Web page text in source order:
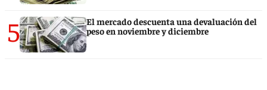
5
El mercado descuenta una devaluación del
peso en noviembre y diciembre